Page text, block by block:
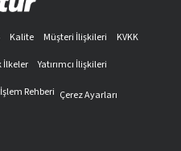
Kalite Müşteri İlişkileri
KVKK
İlkeler
Yatırımcı İlişkileri
İşlem Rehberi Çerez Ayarları